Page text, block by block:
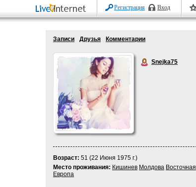
Регистрация Вход
Записи Друзья Комментарии
Snejka75
Возраст: 51 (22 Июня 1975 г.)
Место проживания: Кишинев Молдова Восточная
Европа